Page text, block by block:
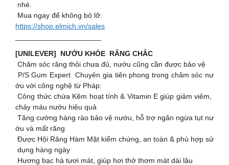
nhé.
Mua ngay để không bỏ lỡ:
https://shop.elmich.vn/sales
[UNILEVER] NƯỚU KHỎE RĂNG CHẮC
Chăm sóc răng thôi chưa đủ, nướu cũng cần được bảo vệ
P/S Gum Expert Chuyên gia tiên phong trong chăm sóc nư
ớu với công nghệ từ Pháp:
Công thức chứa Kẽm hoạt tính & Vitamin E giúp giảm viêm,
chảy máu nướu hiệu quả
Tăng cường hàng rào bảo vệ nướu, hỗ trợ ngăn ngừa tụt nư
ớu và mất răng
Được Hội Răng Hàm Mặt kiểm chứng, an toàn & phù hợp sử
dụng hàng ngày
Hương bạc hà tươi mát, giúp hơi thở thơm mát dài lâu